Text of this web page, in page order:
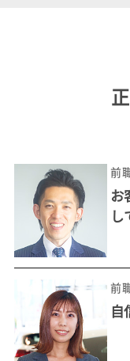
前
お
し
多彩なお客様の
前
自